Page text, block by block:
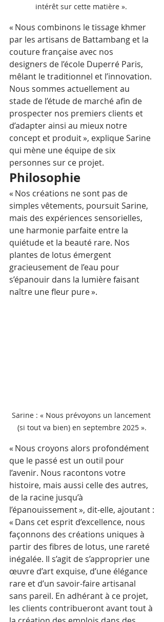
intérêt sur cette matière ».
« Nous combinons le tissage khmer
par les artisans de Battambang et la
couture française avec nos
designers de l’école Duperré Paris,
mêlant le traditionnel et l’innovation.
Nous sommes actuellement au
stade de l’étude de marché afin de
prospecter nos premiers clients et
d’adapter ainsi au mieux notre
concept et produit », explique Sarine
qui mène une équipe de six
personnes sur ce projet.
Philosophie
« Nos créations ne sont pas de
simples vêtements, poursuit Sarine,
mais des expériences sensorielles,
une harmonie parfaite entre la
quiétude et la beauté rare. Nos
plantes de lotus émergent
gracieusement de l’eau pour
s’épanouir dans la lumière faisant
naître une fleur pure ».
Sarine : « Nous prévoyons un lancement
(si tout va bien) en septembre 2025 ».
« Nous croyons alors profondément
que le passé est un outil pour
l’avenir. Nous racontons votre
histoire, mais aussi celle des autres,
de la racine jusqu’à
l’épanouissement », dit-elle, ajoutant :
« Dans cet esprit d’excellence, nous
façonnons des créations uniques à
partir des fibres de lotus, une rareté
inégalée. Il s’agit de s’approprier une
œuvre d’art exquise, d’une élégance
rare et d’un savoir-faire artisanal
sans pareil. En adhérant à ce projet,
les clients contribueront avant tout à